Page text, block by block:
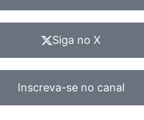
Siga no X
Inscreva-se no canal